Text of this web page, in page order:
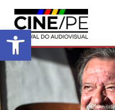
Abrir a barra de ferramentas